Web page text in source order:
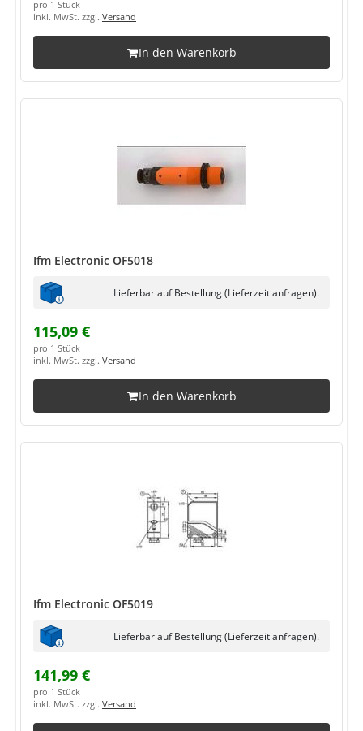
pro 1 Stück
inkl. MwSt. zzgl. Versand
In den Warenkorb
Ifm Electronic OF5018
Lieferbar auf Bestellung (Lieferzeit anfragen).
115,09 €
pro 1 Stück
inkl. MwSt. zzgl. Versand
In den Warenkorb
Ifm Electronic OF5019
Lieferbar auf Bestellung (Lieferzeit anfragen).
141,99 €
pro 1 Stück
inkl. MwSt. zzgl. Versand